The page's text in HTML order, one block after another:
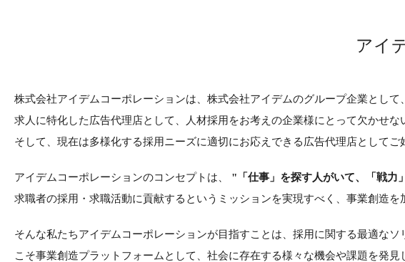
アイ
株式会社アイデムコーポレーションは、株式会社アイデムのグループ企業として
求人に特化した広告代理店として、人材採用をお考えの企業様にとって欠かせな
そして、現在は多様化する採用ニーズに適切にお応えできる広告代理店としてご
アイデムコーポレーションのコンセプトは、 "「仕事」を探す人がいて、「戦
求職者の採用・求職活動に貢献するというミッションを実現すべく、事業創造を
そんな私たちアイデムコーポレーションが目指すことは、採用に関する最適な
こそ事業創造プラットフォームとして、社会に存在する様々な機会や課題を発見